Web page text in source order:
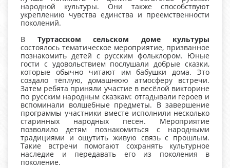
народной культуры. Они также способствуют
укреплению чувства единства и преемственности
поколений.
В Туртасском сельском доме культуры
состоялось тематическое мероприятие, призванное
познакомить детей с русским фольклором. Юные
гости с удовольствием послушали добрые сказки,
которые обычно читают им бабушки дома. Это
создало тёплую, домашнюю атмосферу встречи.
Затем ребята приняли участие в весёлой викторине
по русским народным сказкам: отгадывали героев и
вспоминали волшебные предметы. В завершение
программы участники вместе исполнили несколько
старинных народных песен. Мероприятие
позволило детям познакомиться с народными
традициями и ощутить живую связь с прошлым.
Такие встречи помогают сохранять культурное
наследие и передавать его из поколения в
поколение.